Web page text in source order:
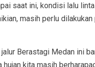
saat ini, kondisi lalu
masih perlu
Berastagi Medan ini
hujan kita masih